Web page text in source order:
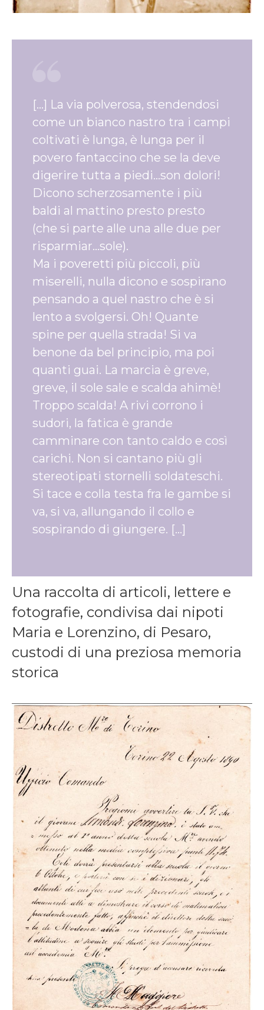
[…] La via polverosa, stendendosi
come un bianco nastro tra i campi
coltivati è lunga, è lunga per il
povero fantaccino che se la deve
digerire tutta a piedi…son dolori!
Dicono scherzosamente i più
baldi al mattino presto presto
(che si parte alle una alle due per
risparmiar…sole).
Ma i poveretti più piccoli, più
miserelli, nulla dicono e sospirano
pensando a quel nastro che è si
lento a svolgersi. Oh! Quante
spine per quella strada! Si va
benone da bel principio, ma poi
quanti guai. La marcia è greve,
greve, il sole sale e scalda ahimè!
Troppo scalda! A rivi corrono i
sudori, la fatica è grande
camminare con tanto caldo e così
carichi. Non si cantano più gli
stereotipati stornelli soldateschi.
Si tace e colla testa fra le gambe si
va, si va, allungando il collo e
sospirando di giungere. […]
Una raccolta di articoli, lettere e
fotografie, condivisa dai nipoti
Maria e Lorenzino, di Pesaro,
custodi di una preziosa memoria
storica